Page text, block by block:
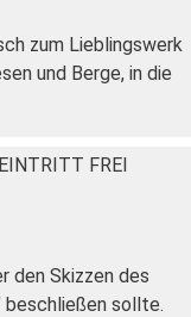
zum Lieblingswerk
und Berge, in die
EINTRITT FREI
den Skizzen des
beschließen sollte.